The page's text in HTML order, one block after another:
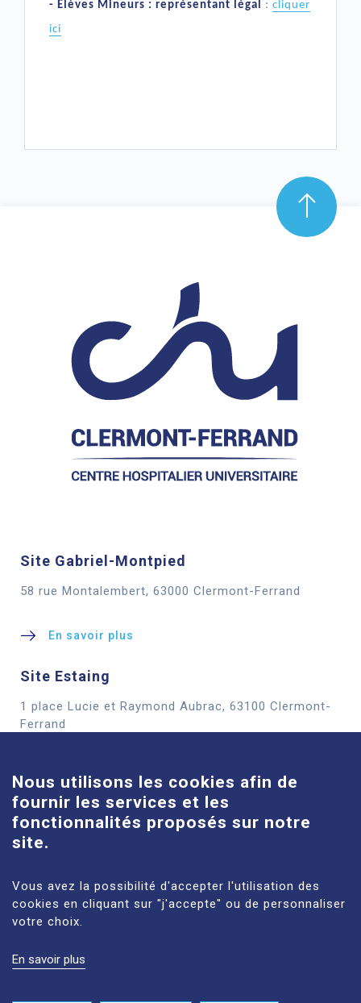
- Élèves Mineurs : représentant légal : cliquer
ici
Site Gabriel-Montpied
58 rue Montalembert, 63000 Clermont-Ferrand
En savoir plus
Site Estaing
1 place Lucie et Raymond Aubrac, 63100 Clermont-
Ferrand
Site Louise-Michel
61 route de Châteaugay, 63118 Cébazat
En savoir plus
MENTIONS LÉGALES
Nous utilisons les cookies afin de
fournir les services et les
fonctionnalités proposés sur notre
site.
Vous avez la possibilité d'accepter l'utilisation des
cookies en cliquant sur "j'accepte" ou de personnaliser
votre choix.
En savoir plus